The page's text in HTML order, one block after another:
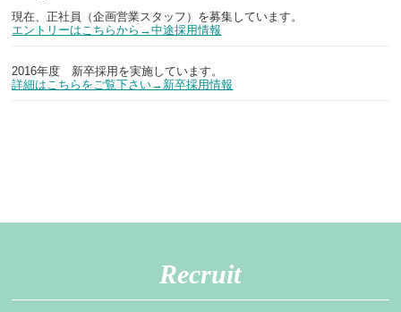
現在、正社員（企画営業スタッフ）を募集しています。
エントリーはこちらから→中途採用情報
2016年度 新卒採用を実施しています。
詳細はこちらをご覧下さい→新卒採用情報
Recruit